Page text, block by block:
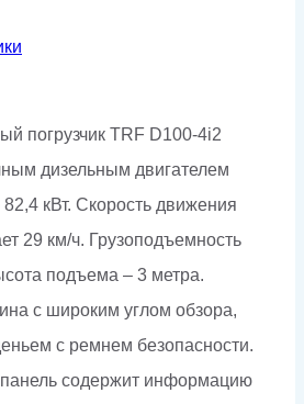
погрузчик TRF D100-4i2
дизельным двигателем
кВт. Скорость движения
29 км/ч. Грузоподъемность
подъема – 3 метра.
с широким углом обзора,
с ремнем безопасности.
содержит информацию